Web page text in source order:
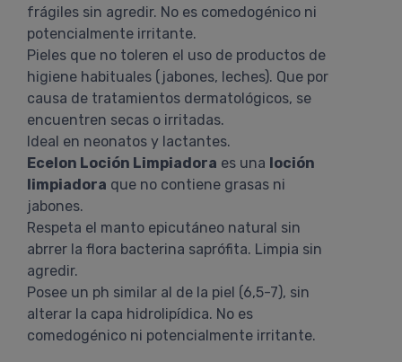
frágiles sin agredir. No es comedogénico ni
potencialmente irritante.
Pieles que no toleren el uso de productos de
higiene habituales (jabones, leches). Que por
causa de tratamientos dermatológicos, se
encuentren secas o irritadas.
Ideal en neonatos y lactantes.
Ecelon Loción Limpiadora es una loción
limpiadora que no contiene grasas ni
jabones.
Respeta el manto epicutáneo natural sin
abrrer la flora bacterina saprófita. Limpia sin
agredir.
Posee un ph similar al de la piel (6,5-7), sin
alterar la capa hidrolipídica. No es
comedogénico ni potencialmente irritante.